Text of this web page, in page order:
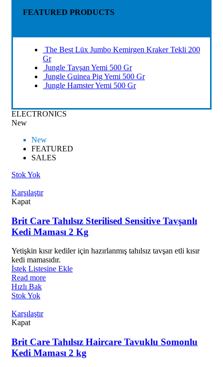
FEATURED PRODUCTS
The Best Lüx Jumbo Kemirgen Kraker Tekli 200
Gr
Jungle Tavşan Yemi 500 Gr
Jungle Guinea Pig Yemi 500 Gr
Jungle Hamster Yemi 500 Gr
ELECTRONICS
New
New
FEATURED
SALES
Stok Yok
Karşılaştır
Kapat
Brit Care Tahılsız Sterilised Sensitive Tavşanlı
Kedi Maması 2 Kg
Yetişkin kısır kediler için hazırlanmış tahılsız tavşan etli kısır
kedi mamasıdır.
İstek Listesine Ekle
Read more
Hızlı Bak
Stok Yok
Karşılaştır
Kapat
Brit Care Tahılsız Haircare Tavuklu Somonlu
Kedi Maması 2 kg